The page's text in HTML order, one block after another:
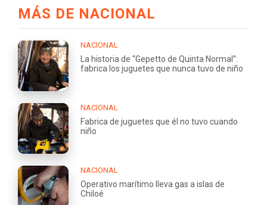
MÁS DE NACIONAL
NACIONAL
La historia de “Gepetto de Quinta Normal”:
fabrica los juguetes que nunca tuvo de niño
NACIONAL
Fabrica de juguetes que él no tuvo cuando
niño
NACIONAL
Operativo marítimo lleva gas a islas de
Chiloé